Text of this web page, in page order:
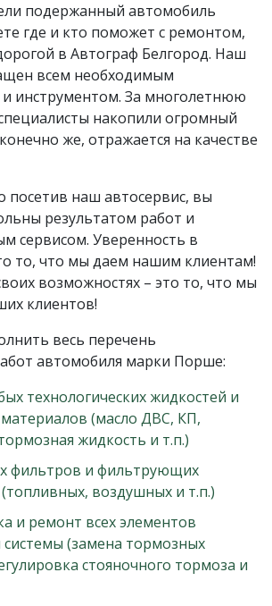
подержанный автомобиль
где и кто поможет с ремонтом,
в Автограф Белгород. Наш
всем необходимым
инструментом. За многолетнюю
накопили огромный
же, отражается на качестве
посетив наш автосервис, вы
результатом работ и
сервисом. Уверенность в
то, что мы даем нашим клиентам!
возможностях – это то, что мы
клиентов!
весь перечень
автомобиля марки Порше:
технологических жидкостей и
(масло ДВС, КП,
жидкость и т.п.)
фильтров и фильтрующих
воздушных и т.п.)
и ремонт всех элементов
(замена тормозных
стояночного тормоза и